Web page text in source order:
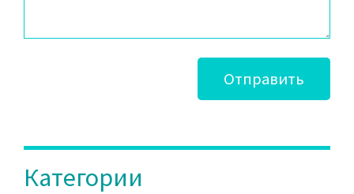
Отправить
Категории